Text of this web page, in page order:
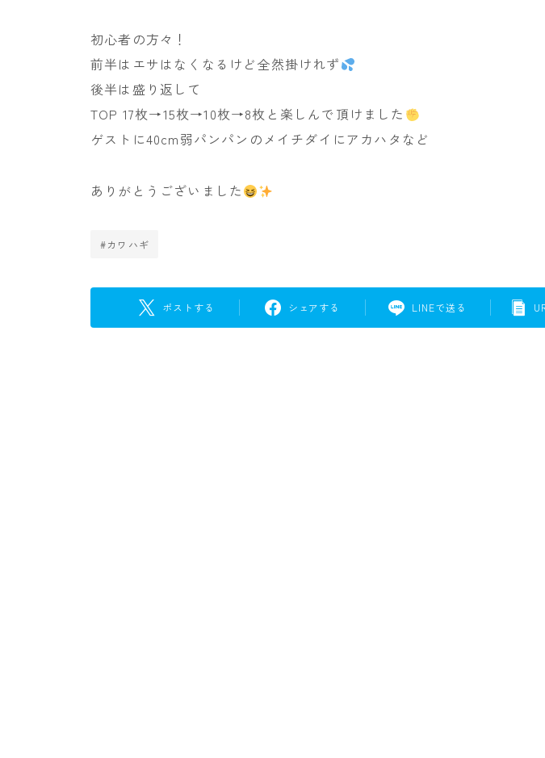
初心者の方々！
前半はエサはなくなるけど全然掛けれず
後半は盛り返して
TOP 17枚→15枚→10枚→8枚と楽しんで頂けました
ゲストに40cm弱パンパンのメイチダイにアカハタなど
ありがとうございました
#カワハギ
ポストする シェアする LINEで送る